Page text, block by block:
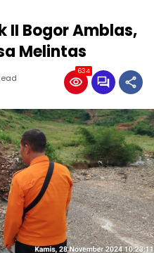
II Bogor Amblas,
Melintas
634